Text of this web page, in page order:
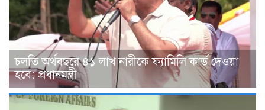
চলতি অর্থবছরে ৪১ লাখ নারীকে ফ্যামিলি কার্ড দেওয়া
হবে: প্রধানমন্ত্রী